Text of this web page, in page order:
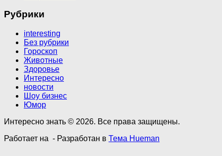
Рубрики
interesting
Без рубрики
Гороскоп
Животные
Здоровье
Интересно
новости
Шоу бизнес
Юмор
Интересно знать © 2026. Все права защищены.
Работает на - Разработан в Тема Hueman